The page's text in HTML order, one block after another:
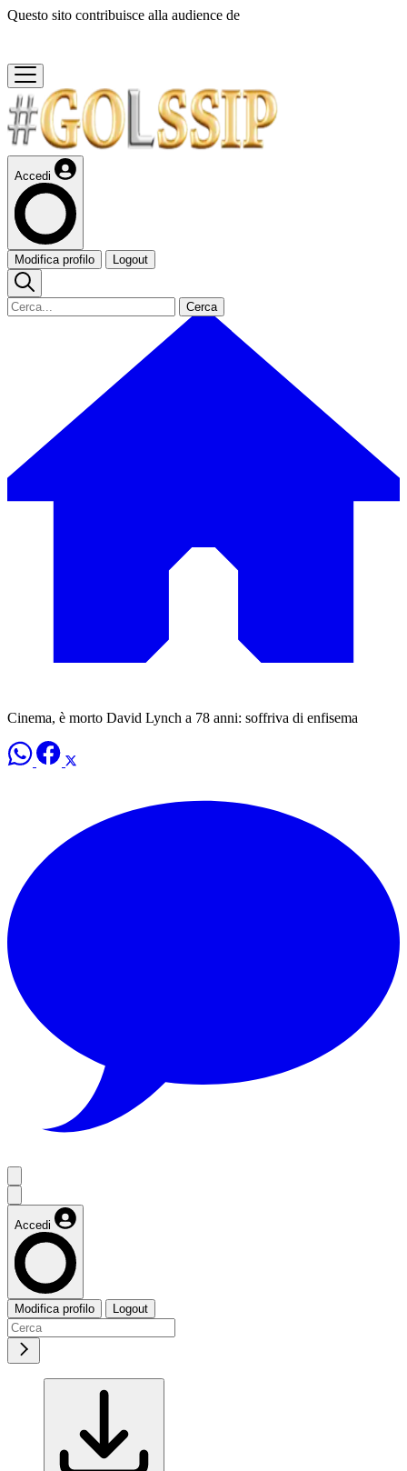
Questo sito contribuisce alla audience de
Accedi
Modifica profilo Logout
Cerca
Cinema, è morto David Lynch a 78 anni: soffriva di enfisema
Accedi
Modifica profilo Logout